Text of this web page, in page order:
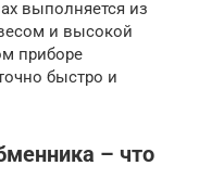
выполняется из
и высокой
приборе
быстро и
– что